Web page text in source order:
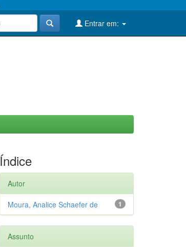
Entrar em:
Índice
Autor
1
Moura, Analice Schaefer de
Assunto